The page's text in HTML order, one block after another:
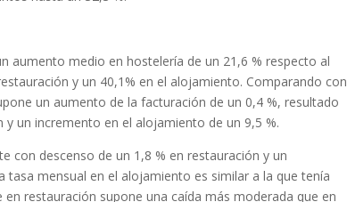
aumento medio en hostelería de un 21,6 % respecto al
y un 40,1% en el alojamiento. Comparando con
un aumento de la facturación de un 0,4 %, resultado
un incremento en el alojamiento de un 9,5 %.
con descenso de un 1,8 % en restauración y un
mensual en el alojamiento es similar a la que tenía
restauración supone una caída más moderada que en